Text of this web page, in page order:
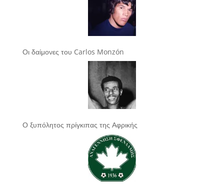
Οι δαίμονες του Carlos Monzón
Ο ξυπόλητος πρίγκιπας της Αφρικής